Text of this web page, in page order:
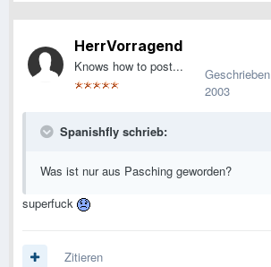
HerrVorragend
Knows how to post... Geschrieben
2003
Spanishfly schrieb:
Was ist nur aus Pasching geworden?
superfuck
Zitieren